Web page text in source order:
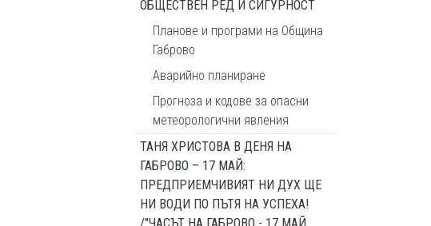
ОБЩЕСТВЕН РЕД И СИГУРНОСТ
Планове и програми на Община
Габрово
Аварийно планиране
Прогноза и кодове за опасни
метеорологични явления
ТАНЯ ХРИСТОВА В ДЕНЯ НА
ГАБРОВО – 17 МАЙ:
ПРЕДПРИЕМЧИВИЯТ НИ ДУХ ЩЕ
НИ ВОДИ ПО ПЪТЯ НА УСПЕХА!